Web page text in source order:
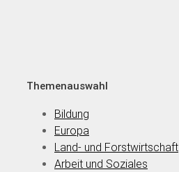
Themenauswahl
Bildung
Europa
Land- und Forstwirtschaft
Arbeit und Soziales